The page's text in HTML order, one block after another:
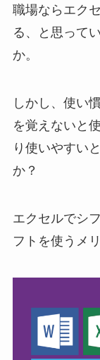
職場ならエク
る、と思って
か。
しかし、使い
を覚えないと
り使いやすい
か？
エクセルでシ
フトを使うメ